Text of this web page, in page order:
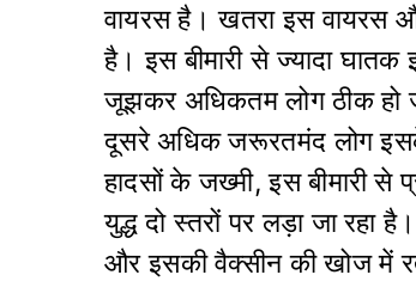
वायरस है। खतरा इस वायरस
है। इस बीमारी से ज्यादा
जूझकर अधिकतम लोग ठीक हो
दूसरे अधिक जरूरतमंद लोग
हादसों के जख्मी, इस बीमारी से
युद्ध दो स्तरों पर लड़ा जा
और इसकी वैक्सीन की खोज में